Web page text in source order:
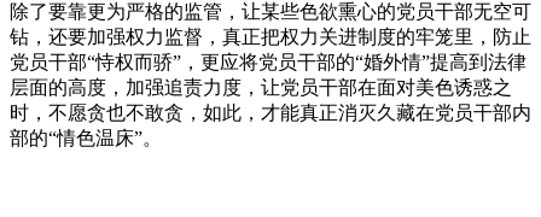
除了要靠更为严格的监管，让某些色欲熏心的党员干部无空可
钻，还要加强权力监督，真正把权力关进制度的牢笼里，防止
党员干部“恃权而骄”，更应将党员干部的“婚外情”提高到法律
层面的高度，加强追责力度，让党员干部在面对美色诱惑之
时，不愿贪也不敢贪，如此，才能真正消灭久藏在党员干部内
部的“情色温床”。